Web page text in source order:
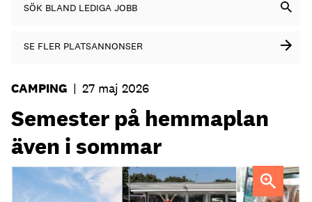
SÖK BLAND LEDIGA JOBB
SE FLER PLATSANNONSER
CAMPING | 27 maj 2026
Semester på hemmaplan
även i sommar
Campingen ger charterbolagen en god match om
sommarresenärerna, säger Johan Söör, vd First Camp.